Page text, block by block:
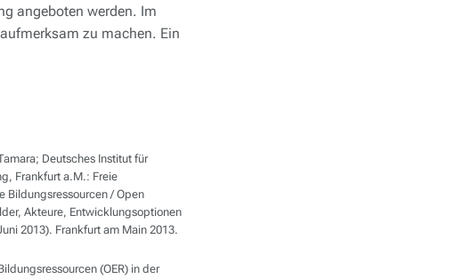
angeboten werden. Im
zu machen. Ein
Deutsches Institut für
Frankfurt a.M.: Freie
Bildungsressourcen / Open
Akteure, Entwicklungsoptionen
2013). Frankfurt am Main 2013.
(OER) in der